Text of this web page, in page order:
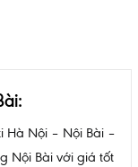
:
Hà Nội – Nội Bài –
Nội Bài với giá tốt